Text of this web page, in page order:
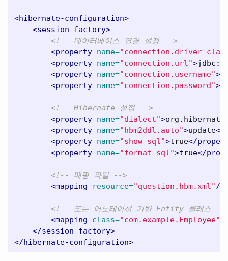
<hibernate-configuration>
<session-factory>
<!-- 데이터베이스 연결 설정 -->
<property name=
<property name="connection.url">
<property name="connection.username">
<property name="connection.password">
<!-- Hibernate 설정 -->
<property name="dialect">
<property name="hbm2ddl.auto">update</
<property name="show_sql">true</
<property name="format_sql">true</
<!-- 매핑 파일 -->
<mapping
resource="question.hbm.xml"/>
<!-- 또는 어노테이션 기반 Entity 클래스 --
<mapping
class="com.example.Employee"
</session-factory>
</hibernate-configuration>